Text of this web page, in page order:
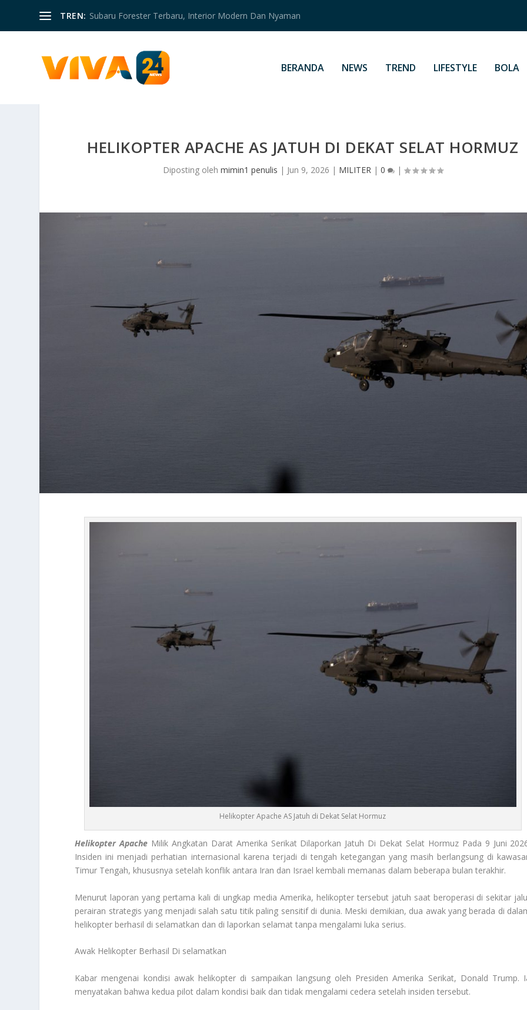
TREN: Subaru Forester Terbaru, Interior Modern Dan Nyaman
BERANDA NEWS TREND LIFESTYLE BOLA
HELIKOPTER APACHE AS JATUH DI DEKAT SELAT HORMUZ
Diposting oleh mimin1 penulis | Jun 9, 2026 | MILITER| 0 |
Helikopter Apache AS Jatuh di Dekat Selat Hormuz
Helikopter Apache Milik Angkatan Darat Amerika Serikat Dilaporkan Jatuh Di Dekat Selat Hormuz Pada 9 Juni
Insiden ini menjadi perhatian internasional karena terjadi di tengah ketegangan yang masih berlangsung di
Timur Tengah, khususnya setelah konflik antara Iran dan Israel kembali memanas dalam beberapa bulan terakhir.
Menurut laporan yang pertama kali di ungkap media Amerika, helikopter tersebut jatuh saat beroperasi di sekitar
perairan strategis yang menjadi salah satu titik paling sensitif di dunia. Meski demikian, dua awak yang berada di
helikopter berhasil di selamatkan dan di laporkan selamat tanpa mengalami luka serius.
Awak Helikopter Berhasil Di selamatkan
Kabar mengenai kondisi awak helikopter di sampaikan langsung oleh Presiden Amerika Serikat, Donald Trump.
menyatakan bahwa kedua pilot dalam kondisi baik dan tidak mengalami cedera setelah insiden tersebut.